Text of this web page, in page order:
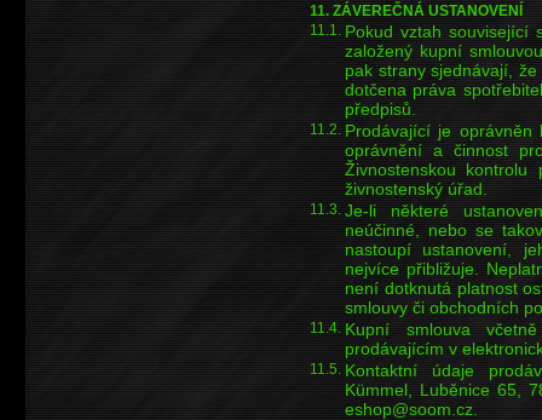
11. ZÁVEREČNÁ USTANOVENÍ
11.1. Pokud vztah související
založený kupní
pak strany sjednávají,
dotčena práva
předpisů.
11.2. Prodávající je oprávněn
oprávnění a činnost
Živnostenskou
živnostenský úřad.
11.3. Je-li některé
neúčinné, nebo se
nastoupí ustanovení,
nejvíce přibližuje.
není dotknutá platnost
smlouvy či obchodních
11.4. Kupní smlouva
prodávajícím v
11.5. Kontaktní údaje
Kümmel, Luběnice 65,
eshop@soom.cz.